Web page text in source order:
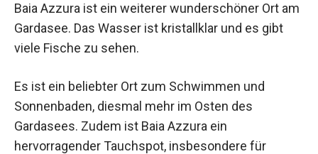
Baia Azzura ist ein weiterer wunderschöner Ort am
Gardasee. Das Wasser ist kristallklar und es gibt
viele Fische zu sehen.
Es ist ein beliebter Ort zum Schwimmen und
Sonnenbaden, diesmal mehr im Osten des
Gardasees. Zudem ist Baia Azzura ein
hervorragender Tauchspot, insbesondere für